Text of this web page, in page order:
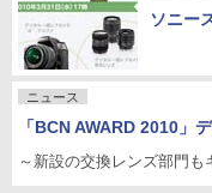
ソニー
ニュース
「BCN AWARD 2010」
～新設の交換レンズ部門も